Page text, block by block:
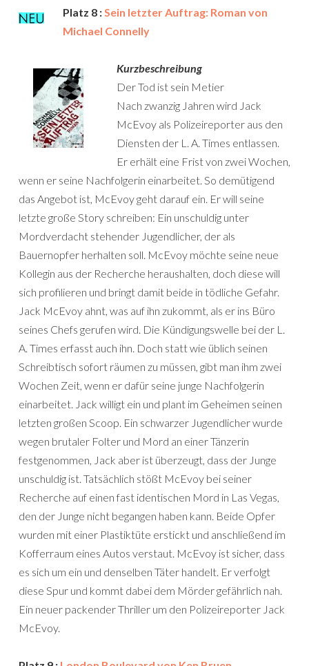
Platz 8 :Sein letzter Auftrag: Roman von
Michael Connelly
Kurzbeschreibung
Der Tod ist sein Metier
Nach zwanzig Jahren wird Jack
McEvoy als Polizeireporter aus den
Diensten der L. A. Times entlassen.
Er erhält eine Frist von zwei Wochen,
wenn er seine Nachfolgerin einarbeitet. So demütigend
das Angebot ist, McEvoy geht darauf ein. Er will seine
letzte große Story schreiben: Ein unschuldig unter
Mordverdacht stehender Jugendlicher, der als
Bauernopfer herhalten soll. McEvoy möchte seine neue
Kollegin aus der Recherche heraushalten, doch diese will
sich profilieren und bringt damit beide in tödliche Gefahr.
Jack McEvoy ahnt, was auf ihn zukommt, als er ins Büro
seines Chefs gerufen wird. Die Kündigungswelle bei der L.
A. Times erfasst auch ihn. Doch statt wie üblich seinen
Schreibtisch sofort räumen zu müssen, gibt man ihm zwei
Wochen Zeit, wenn er dafür seine junge Nachfolgerin
einarbeitet. Jack willigt ein und plant im Geheimen seinen
letzten großen Scoop. Ein schwarzer Jugendlicher wurde
wegen brutaler Folter und Mord an einer Tänzerin
festgenommen, Jack aber ist überzeugt, dass der Junge
unschuldig ist. Tatsächlich stößt McEvoy bei seiner
Recherche auf einen fast identischen Mord in Las Vegas,
den der Junge nicht begangen haben kann. Beide Opfer
wurden mit einer Plastiktüte erstickt und anschließend im
Kofferraum eines Autos verstaut. McEvoy ist sicher, dass
es sich um ein und denselben Täter handelt. Er verfolgt
diese Spur und kommt dabei dem Mörder gefährlich nah.
Ein neuer packender Thriller um den Polizeireporter Jack
McEvoy.